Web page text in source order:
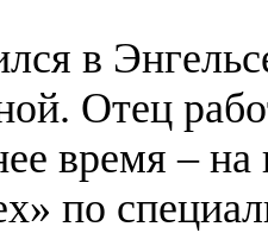
в
Отец
время –
по